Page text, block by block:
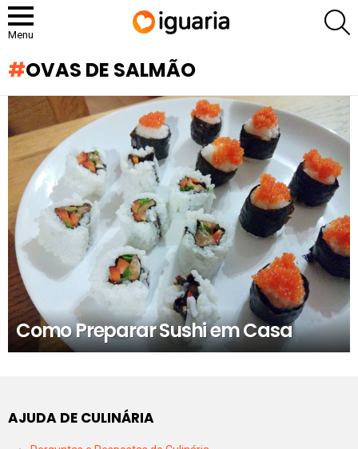
Menu
OVAS DE SALMÃO
RECOMENDADOS
Como Preparar Sushi em Casa
AJUDA DE CULINÁRIA